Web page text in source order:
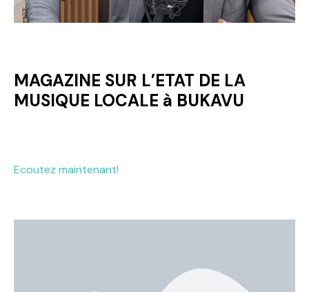
MAGAZINE SUR L’ETAT DE LA
MUSIQUE LOCALE à BUKAVU
Ecoutez maintenant!